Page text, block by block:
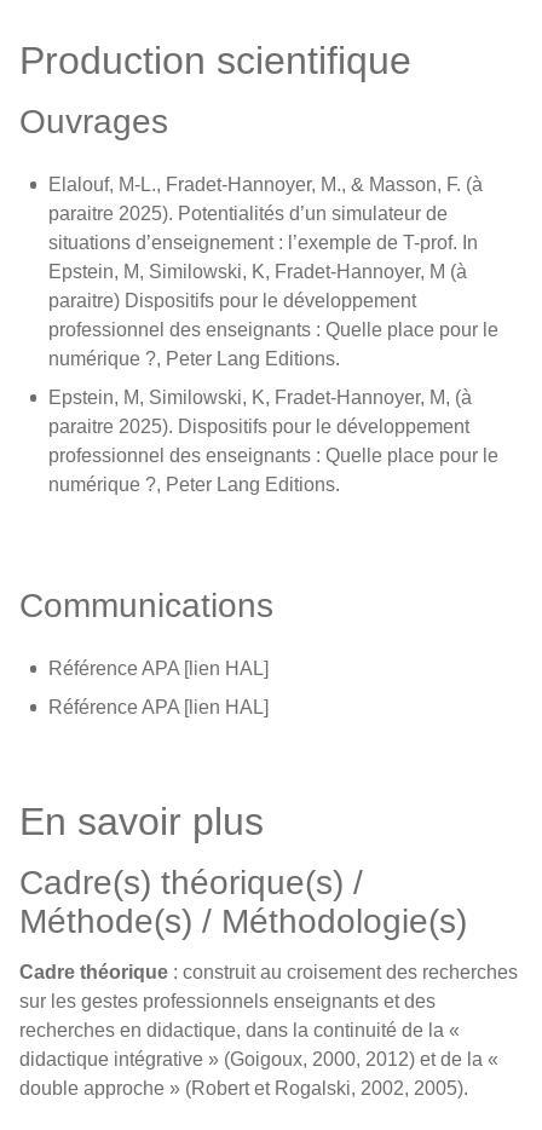
Production scientifique
Ouvrages
Elalouf, M-L., Fradet-Hannoyer, M., & Masson, F. (à
paraitre 2025). Potentialités d’un simulateur de
situations d’enseignement : l’exemple de T-prof. In
Epstein, M, Similowski, K, Fradet-Hannoyer, M (à
paraitre) Dispositifs pour le développement
professionnel des enseignants : Quelle place pour le
numérique ?, Peter Lang Editions.
Epstein, M, Similowski, K, Fradet-Hannoyer, M, (à
paraitre 2025). Dispositifs pour le développement
professionnel des enseignants : Quelle place pour le
numérique ?, Peter Lang Editions.
Communications
Référence APA [lien HAL]
Référence APA [lien HAL]
En savoir plus
Cadre(s) théorique(s) /
Méthode(s) / Méthodologie(s)
Cadre théorique : construit au croisement des recherches
sur les gestes professionnels enseignants et des
recherches en didactique, dans la continuité de la «
didactique intégrative » (Goigoux, 2000, 2012) et de la «
double approche » (Robert et Rogalski, 2002, 2005).